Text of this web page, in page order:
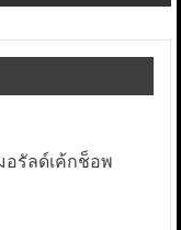
อรัลด์เค้กช็อพ